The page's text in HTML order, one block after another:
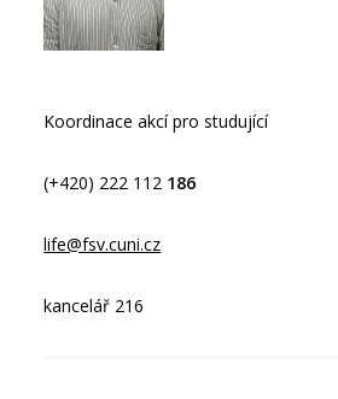
Koordinace akcí pro studující
(+420) 222 112 186
life@fsv.cuni.cz
kancelář 216